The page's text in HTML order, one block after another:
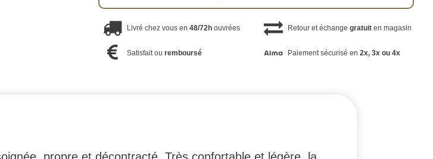
Livré chez vous en48/72h ouvrées Retour et échange gratuiten magasin
Satisfait ouremboursé Paiement sécurisé en 2x, 3x ou 4x